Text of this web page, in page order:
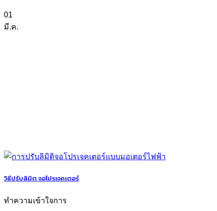
01
มี.ค.
วิธีปรับลิมิต จอโปรเจคเตอร์
ทำความเข้าใจการ